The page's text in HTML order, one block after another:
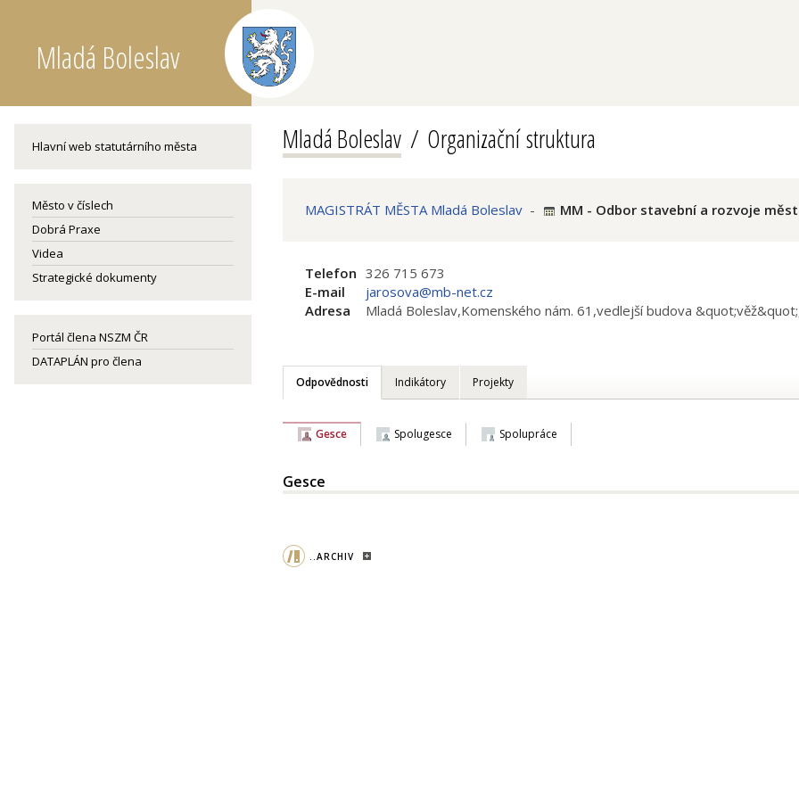
Mladá Boleslav
Hlavní web statutárního města
Město v číslech
Dobrá Praxe
Videa
Strategické dokumenty
Portál člena NSZM ČR
DATAPLÁN pro člena
Mladá Boleslav Organizační struktura
MAGISTRÁT MĚSTA Mladá Boleslav - MM - Odbor stavební a rozvoje
Telefon 326 715 673
E-mail
jarosova@mb-net.cz
Adresa
Mladá Boleslav,Komenského nám. 61,vedlejší budova
Odpovědnosti Indikátory Projekty
Gesce Spolugesce Spolupráce
Gesce
..ARCHIV